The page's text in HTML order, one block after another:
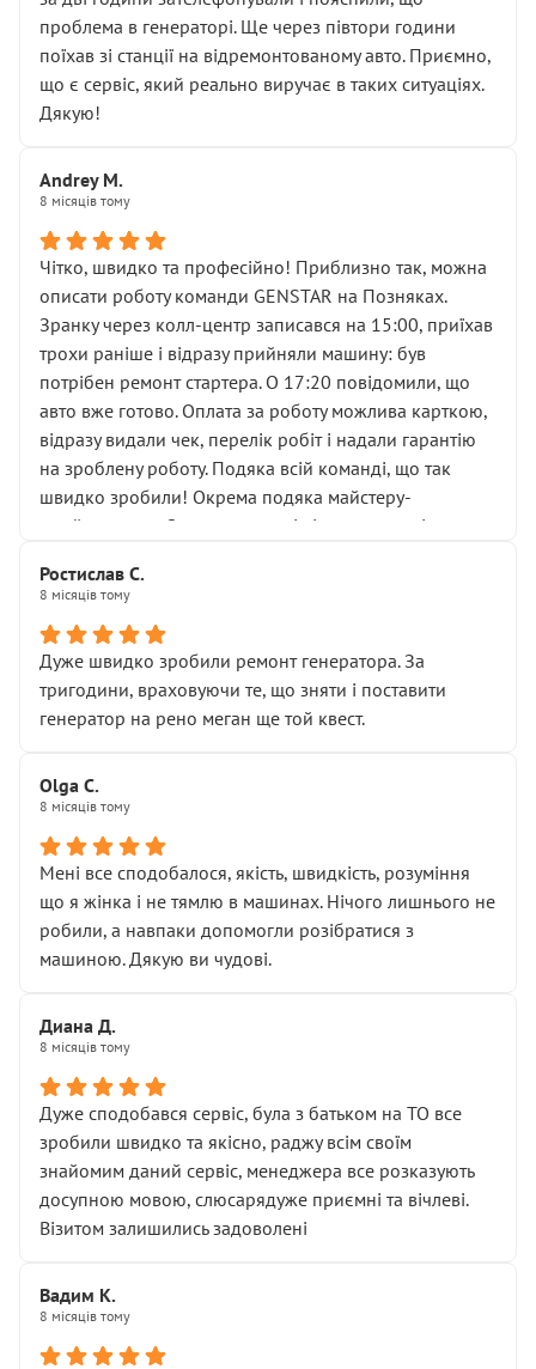
( ну все зняли та доробили) дякую!
Окремий момент, який виглядає абсурдно:
мені заявили, що бачок гальмівної рідини потрібно
міняти разом із головним гальмівним циліндром у
Для людини, яка хоча б трохи розуміється на техніці,
це звучить як мінімум непрофесійно, а як максимум —
спроба продати дорогий вузол замість елементарних
ущільнювачів.
Що прикро — це не перший мій візит. Раніше міняв у
вас стартер, і тоді сервіс наче справив хороше
враження. Але згодом знайшов декілька гайок під
лобовим склом. Мені пояснили, що це “старі гайки, які
відкручували”, і попросили не хвилюватися. ( надіюсь
новий власник, не застяг в полі))
Але після нинішнього візиту такі дрібниці вже не
здаються дрібницями.
Я — клієнт, який працює на довірі, і саме її цей сервіс
Хотілося б більше:
• належної уваги до авто
• прозорості в роботах і рахунках
• реальної діагностики, а не формального
“подивились і поїхав”
На жаль, складається враження, що сервіс працює не
Стосовно комунікації - все добре
проблема в генераторі. Ще через півтори години
поїхав зі станції на відремонтованому авто. Приємно,
що є сервіс, який реально виручає в таких ситуаціях.
Дякую!
Andrey M.
8 місяців тому
Чітко, швидко та професійно! Приблизно так, можна
описати роботу команди GENSTAR на Позняках.
Зранку через колл-центр записався на 15:00, приїхав
трохи раніше і відразу прийняли машину: був
потрібен ремонт стартера. О 17:20 повідомили, що
авто вже готово. Оплата за роботу можлива карткою,
відразу видали чек, перелік робіт і надали гарантію
на зроблену роботу. Подяка всій команді, що так
швидко зробили! Окрема подяка майстеру-
приймальнику Олександру: всі чітко та по суті.
звертатися до цього автосервісу.
Ростислав С.
8 місяців тому
Дуже швидко зробили ремонт генератора. За
тригодини, враховуючи те, що зняти і поставити
генератор на рено меган ще той квест.
Olga С.
8 місяців тому
Мені все сподобалося, якість, швидкість, розуміння
що я жінка і не тямлю в машинах. Нічого лишнього не
робили, а навпаки допомогли розібратися з
машиною. Дякую ви чудові.
Диана Д.
8 місяців тому
Дуже сподобався сервіс, була з батьком на ТО все
зробили швидко та якісно, раджу всім своїм
знайомим даний сервіс, менеджера все розказують
досупною мовою, слюсарядуже приємні та вічлеві.
Візитом залишились задоволені
Вадим К.
8 місяців тому